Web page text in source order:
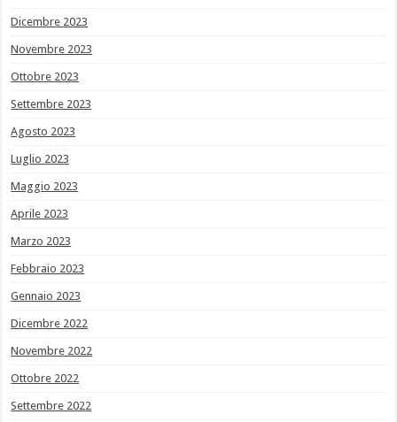
Dicembre 2023
Novembre 2023
Ottobre 2023
Settembre 2023
Agosto 2023
Luglio 2023
Maggio 2023
Aprile 2023
Marzo 2023
Febbraio 2023
Gennaio 2023
Dicembre 2022
Novembre 2022
Ottobre 2022
Settembre 2022